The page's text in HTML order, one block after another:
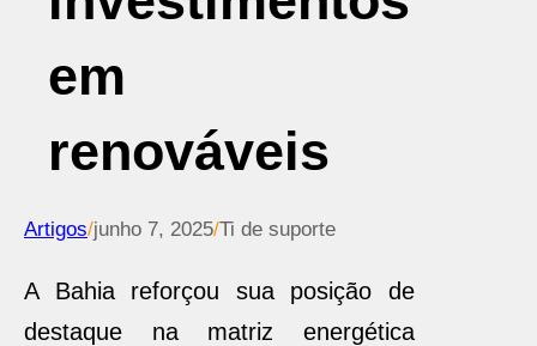
em
renováveis
Artigos/junho 7, 2025/Ti de suporte
A Bahia reforçou sua posição de
destaque na matriz energética